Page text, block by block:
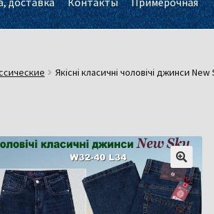
Якісні класичні чоловічі джинси